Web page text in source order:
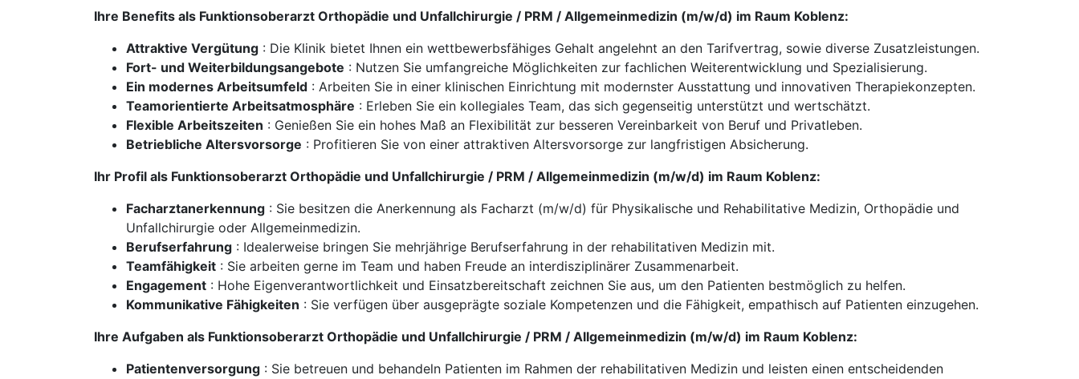
Ihre Benefits als Funktionsoberarzt Orthopädie und Unfallchirurgie / PRM / Allgemeinmedizin (m/w/d) im Raum Koblenz:
Attraktive Vergütung : Die Klinik bietet Ihnen ein wettbewerbsfähiges Gehalt angelehnt an den Tarifvertrag, sowie diverse Zusatzleistungen.
Fort- und Weiterbildungsangebote : Nutzen Sie umfangreiche Möglichkeiten zur fachlichen Weiterentwicklung und Spezialisierung.
Ein modernes Arbeitsumfeld : Arbeiten Sie in einer klinischen Einrichtung mit modernster Ausstattung und innovativen Therapiekonzepten.
Teamorientierte Arbeitsatmosphäre : Erleben Sie ein kollegiales Team, das sich gegenseitig unterstützt und wertschätzt.
Flexible Arbeitszeiten : Genießen Sie ein hohes Maß an Flexibilität zur besseren Vereinbarkeit von Beruf und Privatleben.
Betriebliche Altersvorsorge : Profitieren Sie von einer attraktiven Altersvorsorge zur langfristigen Absicherung.
Ihr Profil als Funktionsoberarzt Orthopädie und Unfallchirurgie / PRM / Allgemeinmedizin (m/w/d) im Raum Koblenz:
Facharztanerkennung : Sie besitzen die Anerkennung als Facharzt (m/w/d) für Physikalische und Rehabilitative Medizin, Orthopädie und
Unfallchirurgie oder Allgemeinmedizin.
Berufserfahrung : Idealerweise bringen Sie mehrjährige Berufserfahrung in der rehabilitativen Medizin mit.
Teamfähigkeit : Sie arbeiten gerne im Team und haben Freude an interdisziplinärer Zusammenarbeit.
Engagement : Hohe Eigenverantwortlichkeit und Einsatzbereitschaft zeichnen Sie aus, um den Patienten bestmöglich zu helfen.
Kommunikative Fähigkeiten : Sie verfügen über ausgeprägte soziale Kompetenzen und die Fähigkeit, empathisch auf Patienten einzugehen.
Ihre Aufgaben als Funktionsoberarzt Orthopädie und Unfallchirurgie / PRM / Allgemeinmedizin (m/w/d) im Raum Koblenz:
Patientenversorgung : Sie betreuen und behandeln Patienten im Rahmen der rehabilitativen Medizin und leisten einen entscheidenden